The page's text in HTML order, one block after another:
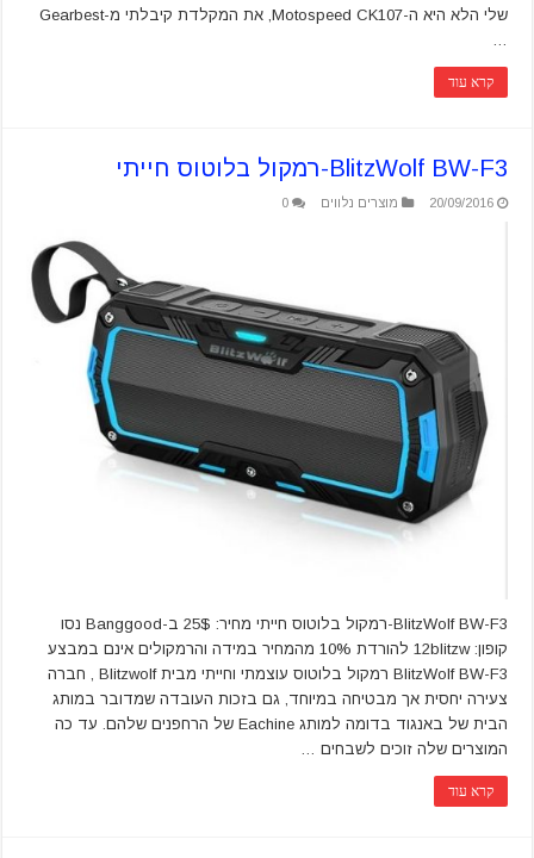
שלי הלא היא ה-Motospeed CK107, את המקלדת קיבלתי מ-Gearbest
קרא עוד
BlitzWolf BW-F3-רמקול בלוטוס חייתי
20/09/2016 מוצרים נלווים 0
BlitzWolf BW-F3-רמקול בלוטוס חייתי מחיר: 25$ ב-Banggood נסו
קופון: 12blitzw להורדת 10% מהמחיר במידה והרמקולים אינם במבצע
BlitzWolf BW-F3 רמקול בלוטוס עוצמתי וחייתי מבית Blitzwolf , חברה
צעירה יחסית אך מבטיחה במיוחד, גם בזכות העובדה שמדובר במותג
הבית של באנגוד בדומה למותג Eachine של הרחפנים שלהם. עד כה
המוצרים שלה זוכים לשבחים …
קרא עוד